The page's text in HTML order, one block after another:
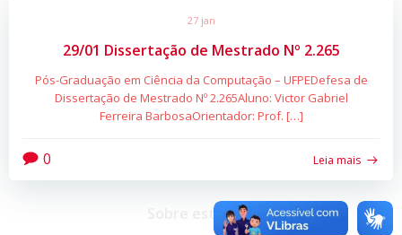
27 jan
29/01 Dissertação de Mestrado Nº 2.265
Pós-Graduação em Ciência da Computação – UFPEDefesa de
Dissertação de Mestrado Nº 2.265Aluno: Victor Gabriel
Ferreira BarbosaOrientador: Prof. […]
0 Leia mais
Sobre este site